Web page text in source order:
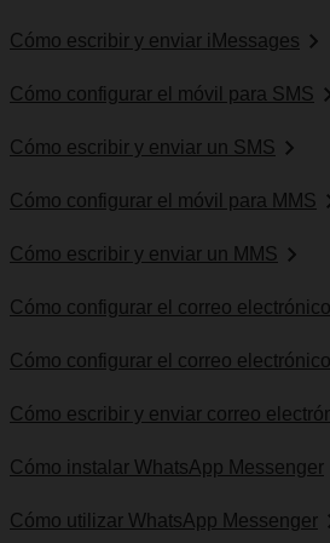
Cómo escribir y enviar iMessages
Cómo configurar el móvil para SMS
Cómo escribir y enviar un SMS
Cómo configurar el móvil para MMS
Cómo escribir y enviar un MMS
Cómo configurar el correo
Cómo configurar el correo
Cómo escribir y enviar correo
Cómo instalar WhatsApp Messenger
Cómo utilizar WhatsApp Messenger